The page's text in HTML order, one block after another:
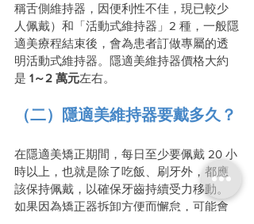
稱舌側維持器，因便利性不佳，現已較少
人佩戴）和「活動式維持器」2 種，一般隱
適美療程結束後，會為患者訂做專屬的透
明活動式維持器。隱適美維持器價格大約
是 1～2 萬元左右。
（二）隱適美維持器要戴多久？
在隱適美矯正期間，每日至少要佩戴 20 小
時以上，也就是除了吃飯、刷牙外，都應
該保持佩戴，以確保牙齒持續受力移動。
如果因為矯正器拆卸方便而懈怠，可能會